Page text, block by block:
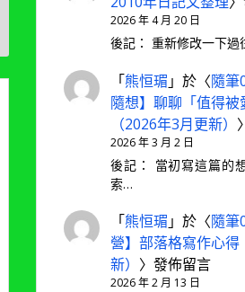
2026 年 4 月 20 日
後記： 重新修改一下
「熊恒瑂 」於〈隨筆
隨想】聊聊「值得
（2026年3月更新）
2026 年 3 月 2 日
後記： 當初寫這篇的
索…
「熊恒瑂 」於〈隨筆
營】部落格寫作心
新） 〉發佈留言
2026 年 2 月 13 日